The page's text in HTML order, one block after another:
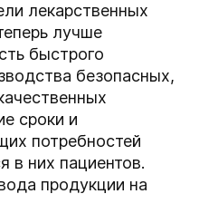
лекарственных
лучше
быстрого
безопасных,
сроки и
потребностей
них пациентов.
продукции на